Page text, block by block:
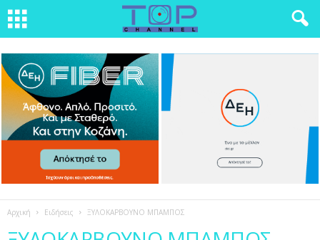
Αρχική Ειδήσεις ΞΥΛΟΚΑΡΒΟΥΝΟ ΜΠΑΜΠΟΣ